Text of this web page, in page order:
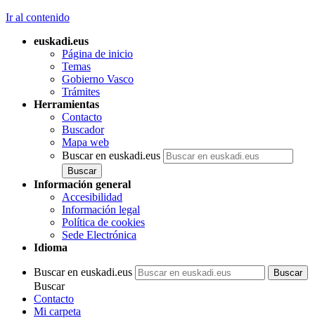
Ir al contenido
euskadi.eus
Página de inicio
Temas
Gobierno Vasco
Trámites
Herramientas
Contacto
Buscador
Mapa web
Buscar en euskadi.eus
Información general
Accesibilidad
Información legal
Política de cookies
Sede Electrónica
Idioma
Buscar en euskadi.eus
Buscar
Contacto
Mi carpeta